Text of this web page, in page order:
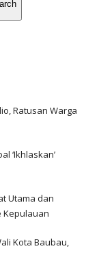
Ratusan Warga
‘Ikhlaskan’
Utama dan
Kepulauan
Kota Baubau,